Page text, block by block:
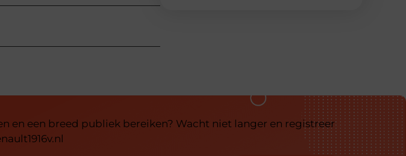
en een breed publiek bereiken? Wacht niet langer en registreer